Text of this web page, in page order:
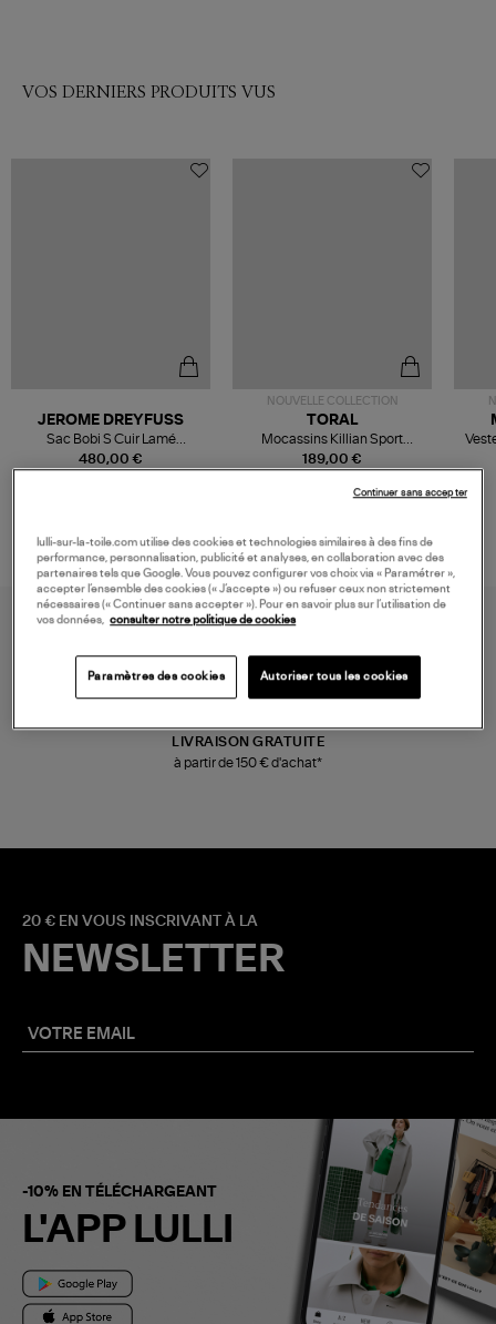
VOS DERNIERS PRODUITS VUS
480,00 €
JEROME DREYFUSS
Sac Bobi S Cuir Lamé
Champagne
NOUVELLE COLLECTION
189,00 €
TORAL
Mocassins Killian Sport
Mousse
LIVRAISON GRATUITE
à partir de 150 € d'achat*
20 € EN VOUS INSCRIVANT À LA
NEWSLETTER
-10% EN TÉLÉCHARGEANT
L'APP LULLI
lulli-sur-la-toile.com utilise des cookies et technologies similaires à des fins de
performance, personnalisation, publicité et analyses, en collaboration avec des
partenaires tels que Google. Vous pouvez configurer vos choix via « Paramétrer »,
accepter l’ensemble des cookies (« J’accepte ») ou refuser ceux non strictement
nécessaires (« Continuer sans accepter »). Pour en savoir plus sur l’utilisation de
vos données, consulter notre politique de cookies
Paramètres des cookies Autoriser tous les cookies
Continuer sans accepter